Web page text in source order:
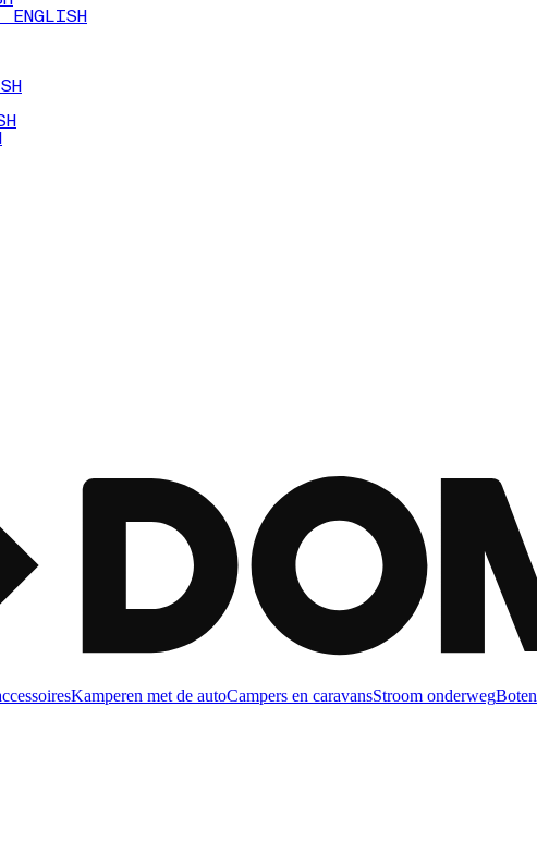
ENGLISH
Kamperen met de autoCampers en caravansStroom onderwegBoten